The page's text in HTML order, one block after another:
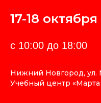
17-18
с 10:00 до 18:00
Нижний Новгород, ул.
Учебный центр «Марта